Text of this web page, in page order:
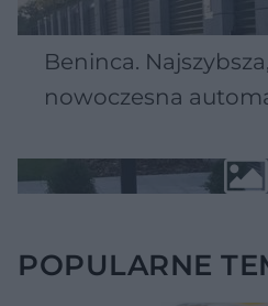
Beninca.
nowoczesna
POPULARNE